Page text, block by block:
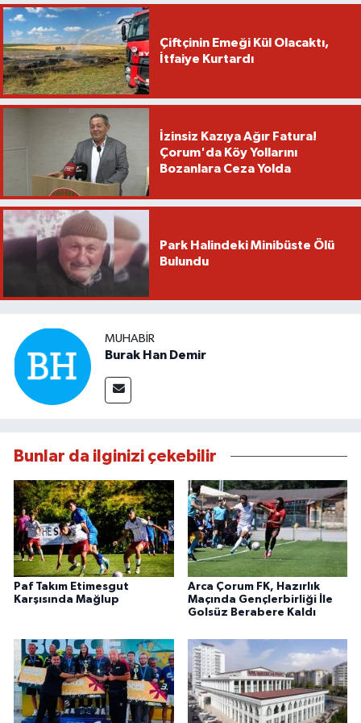
Çiftçinin Emeği Kül Olacaktı,
İtfaiye Kurtardı
İzinsiz Kazıya Ağır Fatura!
Çorum'da Köy Yollarını
Bozanlara Ceza Yolda
Park Halindeki Minibüste Ölü
Bulundu
MUHABIR
Burak Han Demir
Bunlar da ilginizi çekebilir
Paf Takım Etimesgut
Karşısında Mağlup
Arca Çorum FK, Hazırlık
Maçında Gençlerbirliği İle
Golsüz Berabere Kaldı